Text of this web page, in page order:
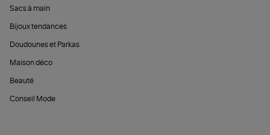
Sacs à main
Bijoux tendances
Doudounes et Parkas
Maison déco
Beauté
Conseil Mode